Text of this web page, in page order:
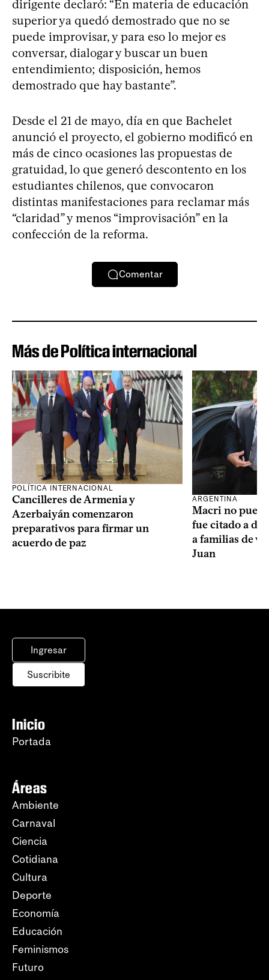
dirigente declaró: “En materia de educación
superior ya quedó demostrado que no se
puede improvisar, y para eso lo mejor es
conversar, dialogar y buscar un buen
entendimiento; disposición, hemos
demostrado que hay bastante”.
Desde el 21 de mayo, día en que Bachelet
anunció el proyecto, el gobierno modificó en
más de cinco ocasiones las propuestas de
gratuidad, lo que generó descontento en los
estudiantes chilenos, que convocaron
distintas manifestaciones para reclamar más
“claridad” y menos “improvisación” en la
confección de la reforma.
Comentar
Más de Política internacional
POLÍTICA INTERNACIONAL
Cancilleres de Armenia y
Azerbaiyán comenzaron
preparativos para firmar un
acuerdo de paz
ARGENTINA
Macri no
fue citado a
a familias de
Juan
Ingresar
Suscribite
Inicio
Portada
Áreas
Ambiente
Carnaval
Ciencia
Cotidiana
Cultura
Deporte
Economía
Educación
Feminismos
Futuro